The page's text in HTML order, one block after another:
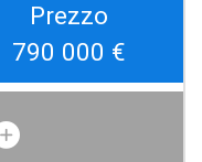
Prezzo
790 000 €